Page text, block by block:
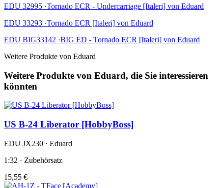
EDU 32995 ·Tornado ECR - Undercarriage [Italeri] von Eduard
EDU 33293 ·Tornado ECR [Italeri] von Eduard
EDU BIG33142 ·BIG ED - Tornado ECR [Italeri] von Eduard
Weitere Produkte von Eduard
Weitere Produkte von Eduard, die Sie interessieren
könnten
US B-24 Liberator [HobbyBoss]
EDU JX230 · Eduard
1:32 · Zubehörsatz
15,55 €